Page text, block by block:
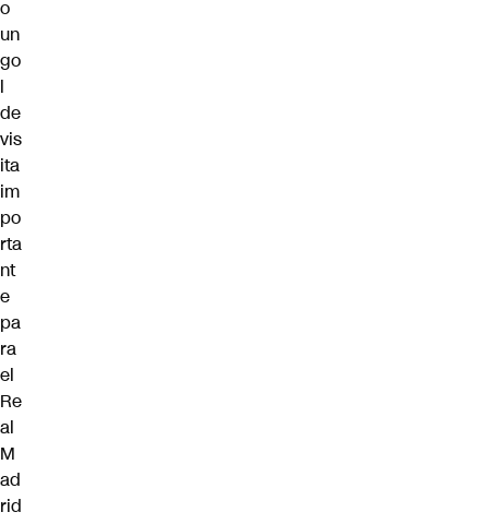
o
un
go
l
de
vis
ita
im
po
rta
nt
e
pa
ra
el
Re
al
M
ad
rid